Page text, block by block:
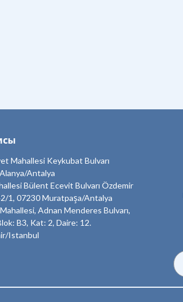
Mahallesi Keykubat Bulvarı
Antalya
Bülent Ecevit Bulvarı Özdemir
1, 07230 Muratpaşa/Antalya
Mahallesi, Adnan Menderes Bulvarı,
B3, Kat: 2, Daire: 12.
Istanbul